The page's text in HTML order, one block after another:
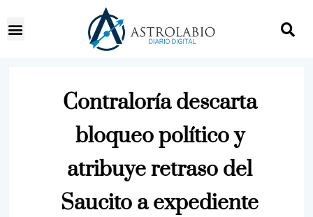
Contraloría descarta
bloqueo político y
atribuye retraso del
Saucito a expediente